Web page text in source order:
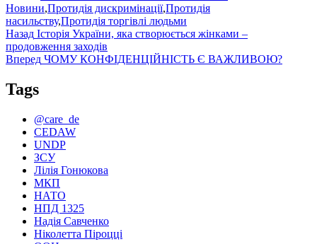
Новини,Протидія дискримінації,Протидія
насильству,Протидія торгівлі людьми
Навігація
записів
Назад Попередній
запис:
Історія України, яка створюється жінками –
продовження заходів
Вперед Наступний
ЧОМУ КОНФІДЕНЦІЙНІСТЬ Є ВАЖЛИВОЮ?
Tags
@care_de
CEDAW
UNDP
ЗСУ
Лілія Гонюкова
МКП
НАТО
НПД 1325
Надія Савченко
Ніколетта Піроцці